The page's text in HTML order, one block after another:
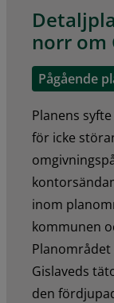
norr om
Pågående
Planens
för icke
inom
kommunen
Gislaveds
den